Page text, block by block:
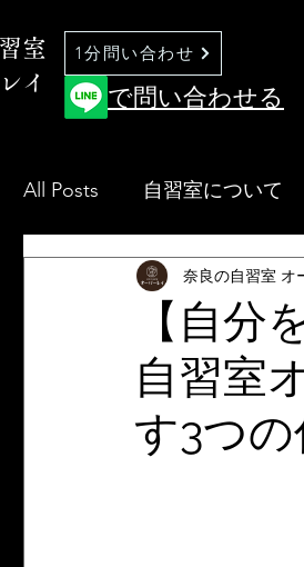
室
イ
1分問い合わせ
で問い合わせる
All Posts 自習室について
【自分
自習室
す3つ
奈良の自習室 オ